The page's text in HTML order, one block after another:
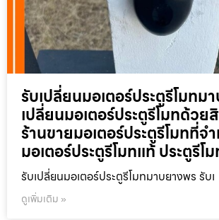
รับเปลี่ยนมอเตอร์ประตูรีโมทม
เปลี่ยนมอเตอร์ประตูรีโมทด้วย
ร้านขายมอเตอร์ประตูรีโมทที่จ
มอเตอร์ประตูรีโมทแท้ ประตูรีโ
รับเปลี่ยนมอเตอร์ประตูรีโมทมาบยางพร รับเ
ดูเพิ่มเติม »